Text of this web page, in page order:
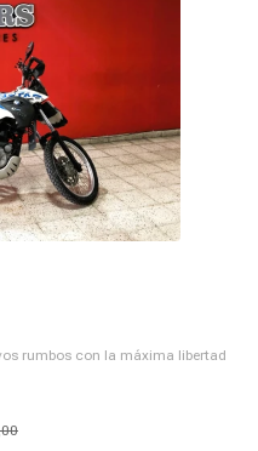
rumbos con la máxima libertad